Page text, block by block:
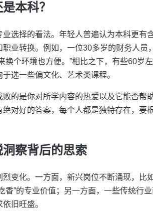
本科？
选择的看法。年轻人普遍认为本科更有
业转换。例如，一位30多岁的财务人员
换个环境也方便。”相比之下，有些60岁
选一些偏文化、艺术类课程。
的是你对所学内容的热爱以及它能否帮
对好的答案，每个人都是独特存在，要
察背后的思索
变化。一方面，新兴岗位不断涌现，比
香”的专业价值；另一方面，一些传统行
旧旺盛。